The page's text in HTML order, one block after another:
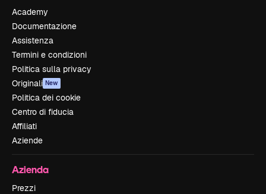
Academy
Documentazione
Assistenza
Termini e condizioni
Politica sulla privacy
Originali New
Politica dei cookie
Centro di fiducia
Affiliati
Aziende
Azienda
Prezzi